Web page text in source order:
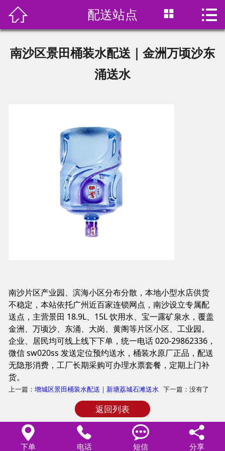
 首页
 配送站点  
南沙区景田桶装水配送｜金洲万顷沙东
涌送水
南沙片区产业园、滨海小区分布分散，本地小型水店供货
不稳定，本站依托广州近百家连锁网点，南沙设立专属配
送点，主营景田 18.9L、15L 饮用水、宝一露矿泉水，覆盖
金洲、万顷沙、东涌、大岗、黄阁等片区小区、工业园。
企业、居民均可线上线下下单，统一电话 020-29862336，
微信 sw020ss 发送定位预约送水，桶装水原厂正品，配送
无隐形消费，工厂长期采购可办理水票套餐，定期上门补
货。
上一篇： 增城区景田桶装水配送｜新塘荔城石滩送水下一篇：没有了
返回列表

下单

电话

短信

分享